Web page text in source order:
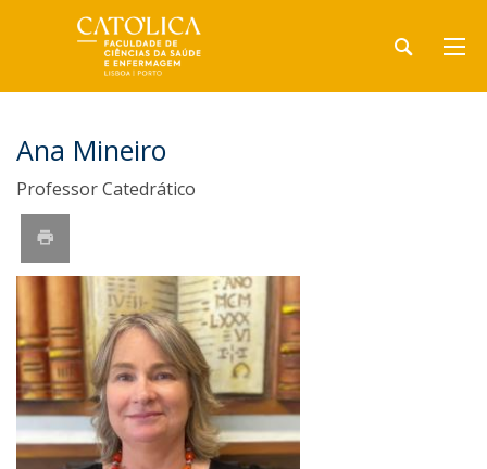
Ana Mineiro
Professor Catedrático